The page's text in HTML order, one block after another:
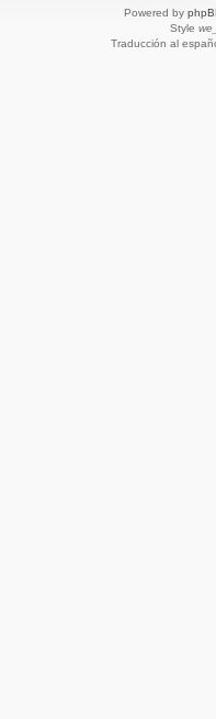
Powered by
Style
Traducción al